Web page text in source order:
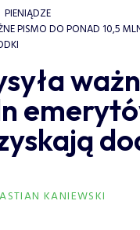
PIENIĄDZE
PISMO DO PONAD 10,5
KANIEWSKI